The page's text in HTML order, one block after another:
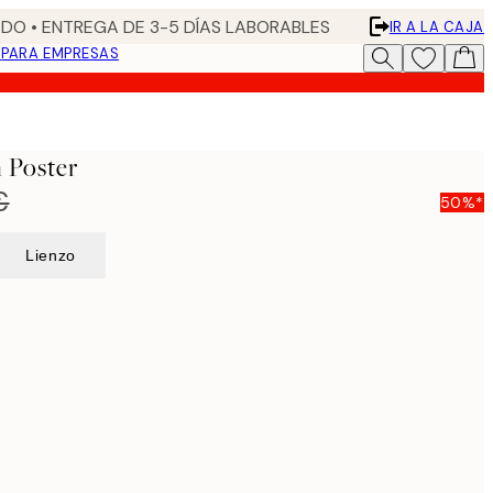
• ENTREGA DE 3-5 DÍAS LABORABLES
IR A LA CAJA
PARA EMPRESAS
50%*
Lienzo